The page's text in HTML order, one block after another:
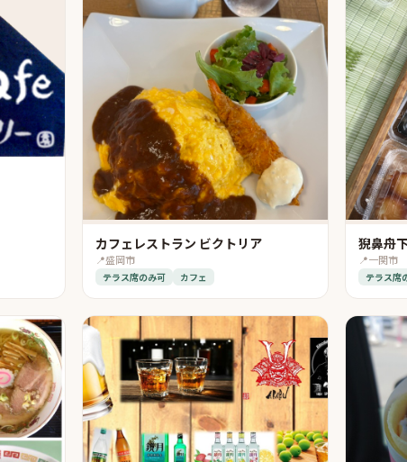
カフェレストラン ビクトリア
📍盛岡市
テラス席のみ可 カフェ
猊鼻舟
📍一関市
テラス席